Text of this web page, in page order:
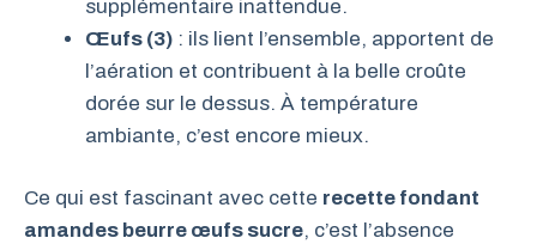
supplémentaire inattendue.
Œufs (3) : ils lient l’ensemble, apportent de
l’aération et contribuent à la belle croûte
dorée sur le dessus. À température
ambiante, c’est encore mieux.
Ce qui est fascinant avec cette recette fondant
amandes beurre œufs sucre, c’est l’absence